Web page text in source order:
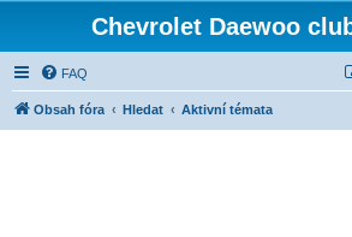
Chevrolet Daewoo
FAQ
Obsah fóra Hledat Aktivní témata